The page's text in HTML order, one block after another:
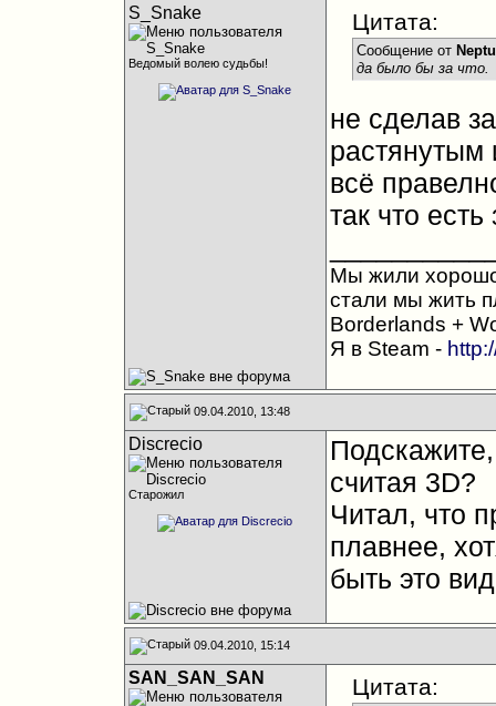
S_Snake
Ведомый волею судьбы!
Цитата:
Сообщение от
да было бы за что.
не сделав
растянутым
всё
так что
Мы жили
стали мы жить
Borderlands +
Я в Steam -
09.04.2010, 13:48
Discrecio
Старожил
считая 3D?
Читал, что
плавнее,
быть это
09.04.2010, 15:14
SAN_SAN_SAN Цитата: